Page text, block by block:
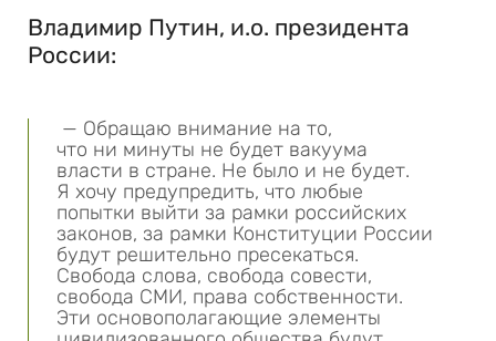
Владимир Путин, и.о. президента
России:
— Обращаю внимание на то,
что ни минуты не будет вакуума
власти в стране. Не было и не будет.
Я хочу предупредить, что любые
попытки выйти за рамки российских
законов, за рамки Конституции России
будут решительно пресекаться.
Свобода слова, свобода совести,
свобода СМИ, права собственности.
Эти основополагающие элементы